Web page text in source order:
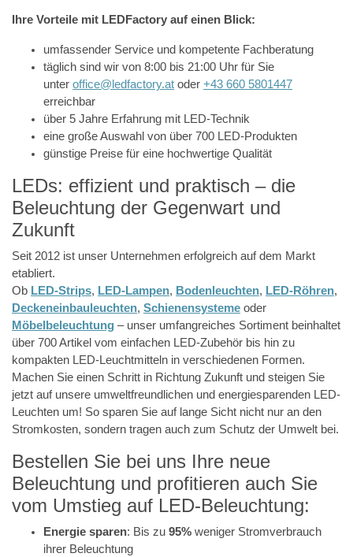
Ihre Vorteile mit LEDFactory auf einen Blick:
umfassender Service und kompetente Fachberatung
täglich sind wir von 8:00 bis 21:00 Uhr für Sie
unter office@ledfactory.at oder +43 660 5801447
erreichbar
über 5 Jahre Erfahrung mit LED-Technik
eine große Auswahl von über 700 LED-Produkten
günstige Preise für eine hochwertige Qualität
LEDs: effizient und praktisch – die
Beleuchtung der Gegenwart und
Zukunft
Seit 2012 ist unser Unternehmen erfolgreich auf dem Markt
etabliert.
Ob LED-Strips, LED-Lampen, Bodenleuchten, LED-Röhren,
Deckeneinbauleuchten, Schienensysteme oder
Möbelbeleuchtung – unser umfangreiches Sortiment beinhaltet
über 700 Artikel vom einfachen LED-Zubehör bis hin zu
kompakten LED-Leuchtmitteln in verschiedenen Formen.
Machen Sie einen Schritt in Richtung Zukunft und steigen Sie
jetzt auf unsere umweltfreundlichen und energiesparenden LED-
Leuchten um! So sparen Sie auf lange Sicht nicht nur an den
Stromkosten, sondern tragen auch zum Schutz der Umwelt bei.
Bestellen Sie bei uns Ihre neue
Beleuchtung und profitieren auch Sie
vom Umstieg auf LED-Beleuchtung:
Energie sparen: Bis zu 95% weniger Stromverbrauch
ihrer Beleuchtung